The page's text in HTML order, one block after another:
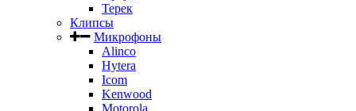
Терек
Клипсы
Микрофоны
Alinco
Hytera
Icom
Kenwood
Motorola